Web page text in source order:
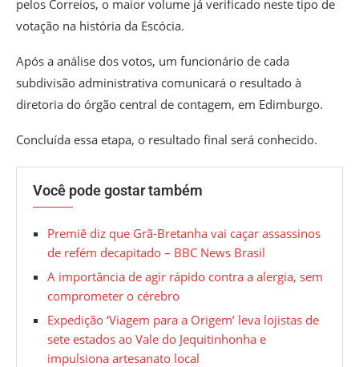
pelos Correios, o maior volume já verificado neste tipo de
votação na história da Escócia.
Após a análise dos votos, um funcionário de cada
subdivisão administrativa comunicará o resultado à
diretoria do órgão central de contagem, em Edimburgo.
Concluída essa etapa, o resultado final será conhecido.
Você pode gostar também
Premiê diz que Grã-Bretanha vai caçar assassinos
de refém decapitado – BBC News Brasil
A importância de agir rápido contra a alergia, sem
comprometer o cérebro
Expedição ‘Viagem para a Origem’ leva lojistas de
sete estados ao Vale do Jequitinhonha e
impulsiona artesanato local